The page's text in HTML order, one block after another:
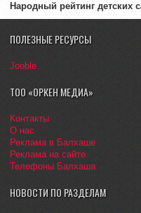
Народный рейтинг детских
ПОЛЕЗНЫЕ РЕСУРСЫ
Jooble
ТОО «ОРКЕН МЕДИА»
Контакты
О нас
Реклама в Балхаше
Реклама на сайте
Телефоны Балхаша
НОВОСТИ ПО РАЗДЕЛАМ